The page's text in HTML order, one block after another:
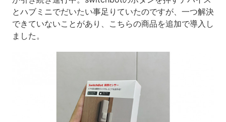
とハブミニでだいたい事足りていたのですが、一つ解決
できていないことがあり、こちらの商品を追加で導入し
ました。